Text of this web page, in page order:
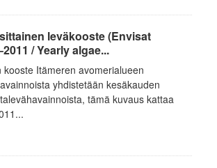
leväkooste (Envisat
/ Yearly algae...
kooste Itämeren avomerialueen
yhdistetään kesäkauden
tämä kuvaus kattaa